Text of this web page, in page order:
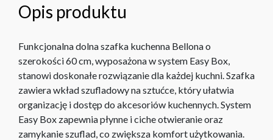
Opis produktu
Funkcjonalna dolna szafka kuchenna Bellona o
szerokości 60 cm, wyposażona w system Easy Box,
stanowi doskonałe rozwiązanie dla każdej kuchni. Szafka
zawiera wkład szufladowy na sztućce, który ułatwia
organizację i dostęp do akcesoriów kuchennych. System
Easy Box zapewnia płynne i ciche otwieranie oraz
zamykanie szuflad, co zwiększa komfort użytkowania.